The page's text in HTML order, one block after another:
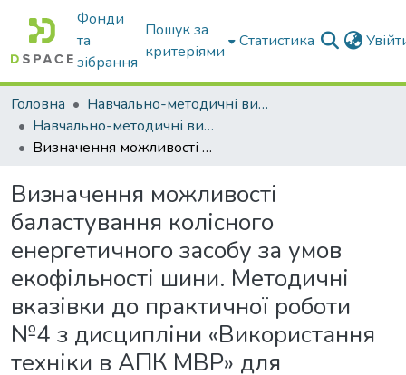
Фонди
та
зібрання
Пошук за
критеріями
Статистика
Головна
Навчально-методичні видання
Навчально-методичні видання
Визначення можливості баластування колісного енергетичного засобу за умов екофільності шини. Методичні вказівки до практичної роботи №4 з дисципліни «Використання техніки в АПК МВР» для здобувачів ступеня вищої освіти «Магістр» зі спеціальності 208 «Агроінженерія» (на основі бакалавра).
Визначення можливості
баластування колісного
енергетичного засобу за умов
екофільності шини. Методичні
вказівки до практичної роботи
№4 з дисципліни «Використання
техніки в АПК МВР» для